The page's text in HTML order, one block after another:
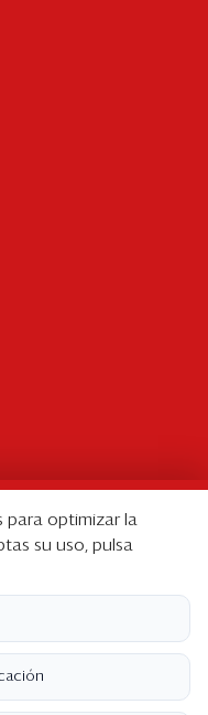
para optimizar la
su uso, pulsa